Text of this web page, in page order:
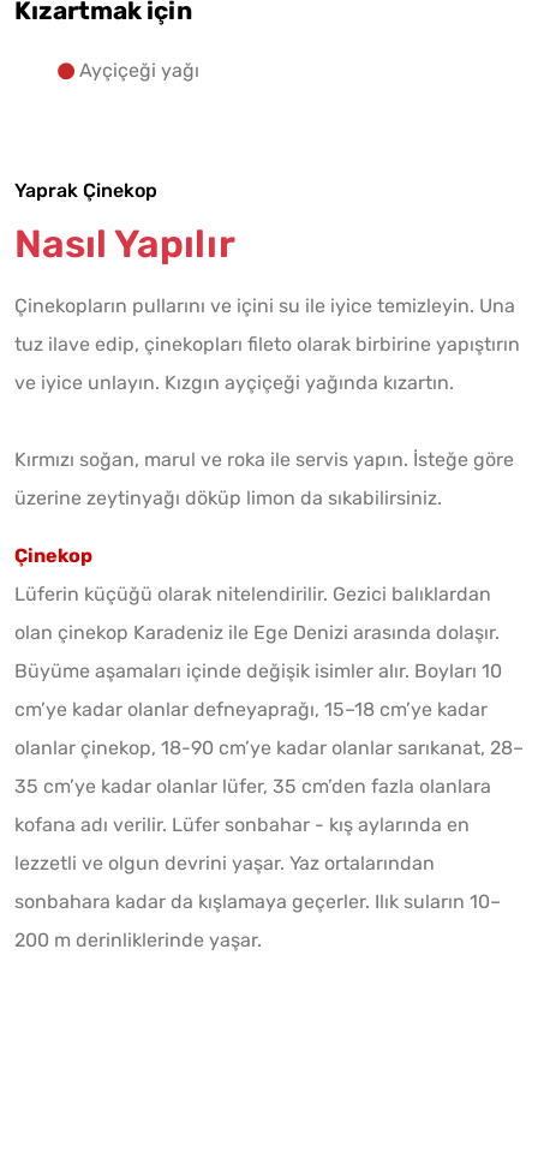
Kızartmak için
Ayçiçeği yağı
Yaprak Çinekop
Nasıl Yapılır
Çinekopların pullarını ve içini su ile iyice temizleyin. Una
tuz ilave edip, çinekopları fileto olarak birbirine yapıştırın
ve iyice unlayın. Kızgın ayçiçeği yağında kızartın.
Kırmızı soğan, marul ve roka ile servis yapın. İsteğe göre
üzerine zeytinyağı döküp limon da sıkabilirsiniz.
Çinekop
Lüferin küçüğü olarak nitelendirilir. Gezici balıklardan
olan çinekop Karadeniz ile Ege Denizi arasında dolaşır.
Büyüme aşamaları içinde değişik isimler alır. Boyları 10
cm’ye kadar olanlar defneyaprağı, 15–18 cm’ye kadar
olanlar çinekop, 18-90 cm’ye kadar olanlar sarıkanat, 28–
35 cm’ye kadar olanlar lüfer, 35 cm’den fazla olanlara
kofana adı verilir. Lüfer sonbahar - kış aylarında en
lezzetli ve olgun devrini yaşar. Yaz ortalarından
sonbahara kadar da kışlamaya geçerler. Ilık suların 10–
200 m derinliklerinde yaşar.